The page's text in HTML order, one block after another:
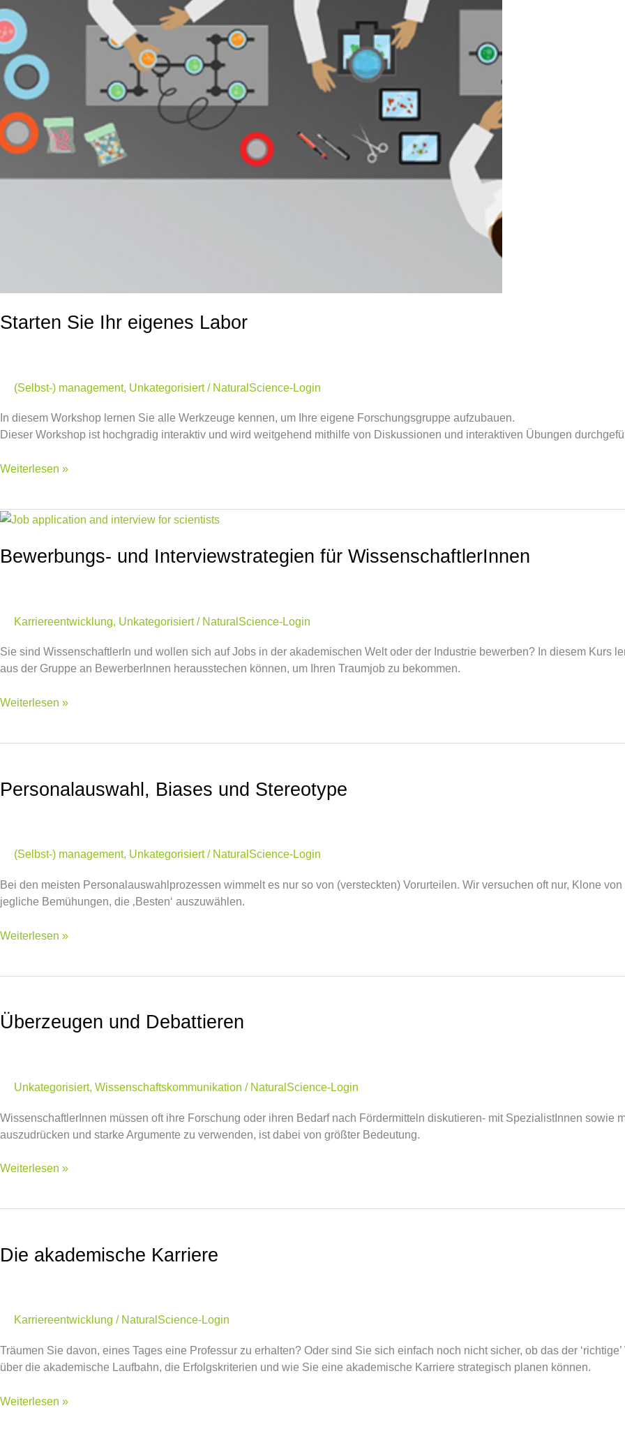
Starten Sie Ihr eigenes Labor
(Selbst-) management, Unkategorisiert/ NaturalScience-Login
In diesem Workshop lernen Sie alle Werkzeuge kennen, um Ihre eigene Forschungsgruppe aufzubauen.
Dieser Workshop ist hochgradig interaktiv und wird weitgehend mithilfe von Diskussionen und interaktiven Übungen
Weiterlesen »
Bewerbungs- und Interviewstrategien für WissenschaftlerInnen
Karriereentwicklung, Unkategorisiert/ NaturalScience-Login
Sie sind WissenschaftlerIn und wollen sich auf Jobs in der akademischen Welt oder der Industrie bewerben? In diesem Kurs
aus der Gruppe an BewerberInnen herausstechen können, um Ihren Traumjob zu bekommen.
Bewerbungs-
Interviewstrategien
Weiterlesen »
Personalauswahl, Biases und Stereotype
(Selbst-) management, Unkategorisiert/ NaturalScience-Login
Bei den meisten Personalauswahlprozessen wimmelt es nur so von (versteckten) Vorurteilen. Wir versuchen oft nur, Klone
jegliche Bemühungen, die ‚Besten‘ auszuwählen.
und
Weiterlesen »
Überzeugen und Debattieren
Unkategorisiert, Wissenschaftskommunikation / NaturalScience-Login
WissenschaftlerInnen müssen oft ihre Forschung oder ihren Bedarf nach Fördermitteln diskutieren- mit SpezialistInnen sowie
auszudrücken und starke Argumente zu verwenden, ist dabei von größter Bedeutung.
Debattieren
Weiterlesen »
Die akademische Karriere
Karriereentwicklung / NaturalScience-Login
Träumen Sie davon, eines Tages eine Professur zu erhalten? Oder sind Sie sich einfach noch nicht sicher, ob das der
über die akademische Laufbahn, die Erfolgskriterien und wie Sie eine akademische Karriere strategisch planen können.
Karriere
Weiterlesen »